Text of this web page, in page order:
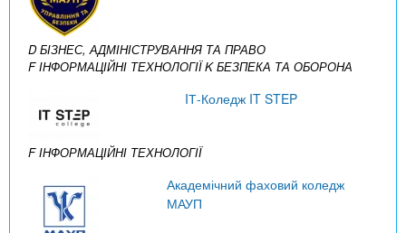
D БІЗНЕС, АДМІНІСТРУВАННЯ ТА ПРАВО
F ІНФОРМАЦІЙНІ ТЕХНОЛОГІЇK БЕЗПЕКА ТА ОБОРОНА
IТ-Коледж IT STEP
F ІНФОРМАЦІЙНІ ТЕХНОЛОГІЇ
Академічний фаховий коледж
МАУП